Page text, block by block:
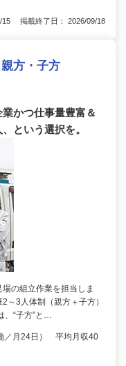
15 掲載終了日： 2026/09/18
方・子方
かつ仕事量豊富＆
という選択を。
の組立作業を担当しま
～3人体制（親方＋子方）
、“子方”と…
／月24日） 平均月収40